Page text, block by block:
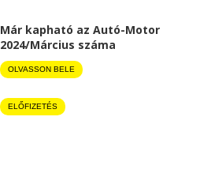
Már kapható az Autó-Motor
2024/Március száma
OLVASSON BELE
ELŐFIZETÉS